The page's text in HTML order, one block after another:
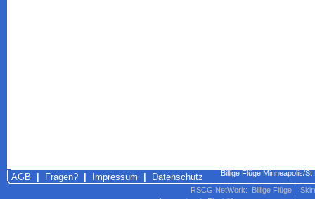
AGB Fragen? Impressum Datenschutz
Billige Flüge Minneapolis/
RSCG NetWork: Billige Flüge |